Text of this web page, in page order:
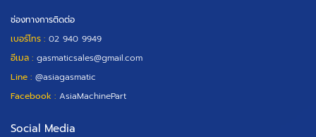
ช่องทางการติดต่อ
เบอร์โทร : 02 940 9949
อีเมล : gasmaticsales@gmail.com
Line : @asiagasmatic
Facebook : AsiaMachinePart
Social Media